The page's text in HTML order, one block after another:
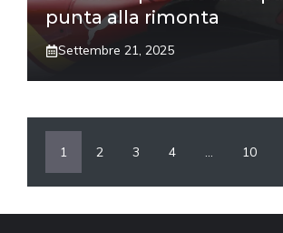
punta alla rimonta
Settembre 21, 2025
1 2 3 4 … 10